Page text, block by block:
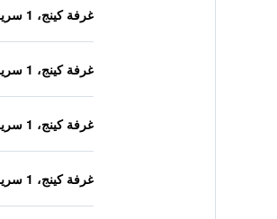
غرفة كينج، 1 سرير كينغ
غرفة كينج، 1 سرير كينغ
غرفة كينج، 1 سرير كينغ
غرفة كينج، 1 سرير كينغ